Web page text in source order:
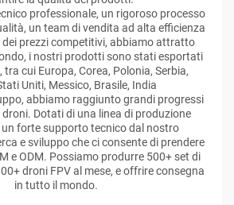
professionale, un rigoroso processo
un team di vendita ad alta efficienza
prezzi competitivi, abbiamo attratto
i nostri prodotti sono stati esportati
tra cui Europa, Corea, Polonia, Serbia,
Uniti, Messico, Brasile, India
abbiamo raggiunto grandi progressi
Dotati di una linea di produzione
forte supporto tecnico dal nostro
e sviluppo che ci consente di prendere
e ODM. Possiamo produrre 500+ set di
droni FPV al mese, e offrire consegna
in tutto il mondo.